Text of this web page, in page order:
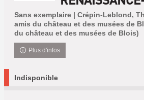
Sans exemplaire | Crépin-Leblond,
amis du château et des musées de
du château et des musées de Blois)
Plus d'infos
Indisponible